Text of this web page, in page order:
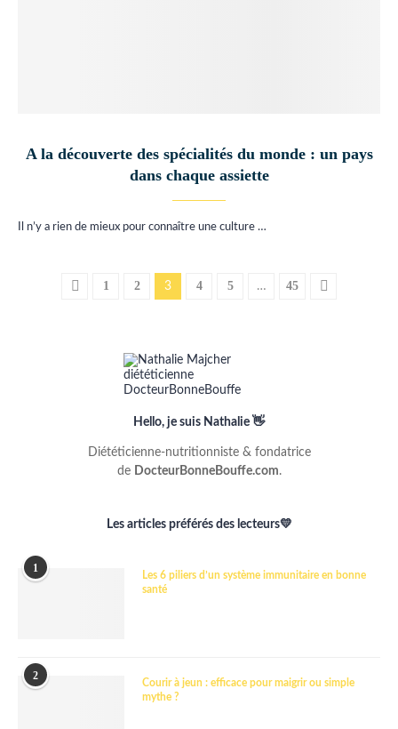
A la découverte des spécialités du monde : un pays
dans chaque assiette
Il n’y a rien de mieux pour connaître une culture …
1 2 3 4 5 … 45
Hello, je suis Nathalie 👋
Diététicienne-nutritionniste & fondatrice
de DocteurBonneBouffe.com.
Les articles préférés des lecteurs💛
1
Les 6 piliers d’un système immunitaire en bonne
santé
2
Courir à jeun : efficace pour maigrir ou simple
mythe ?